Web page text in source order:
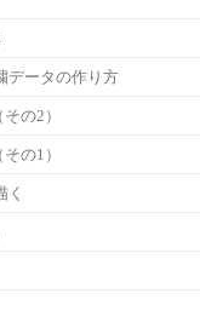
データの作り方
の2）
の1）
く